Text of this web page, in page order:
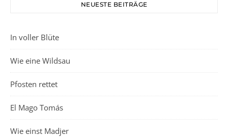
NEUESTE BEITRÄGE
In voller Blüte
Wie eine Wildsau
Pfosten rettet
El Mago Tomás
Wie einst Madjer